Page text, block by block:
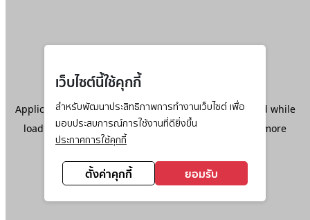
เว็บไซต์นี้ใช้คุกกี้
สำหรับพัฒนาประสิทธิภาพการทำงานเว็บไซต์ เพื่อ
มอบประสบการณ์การใช้งานที่ดียิ่งขึ้น
ประกาศการใช้คุกกี้
ตั้งค่าคุกกี้ ยอมรับ
Application error: aclient-side exception has occurred while
loadingwww.ktc.co.th(see the browser console
for more
information).